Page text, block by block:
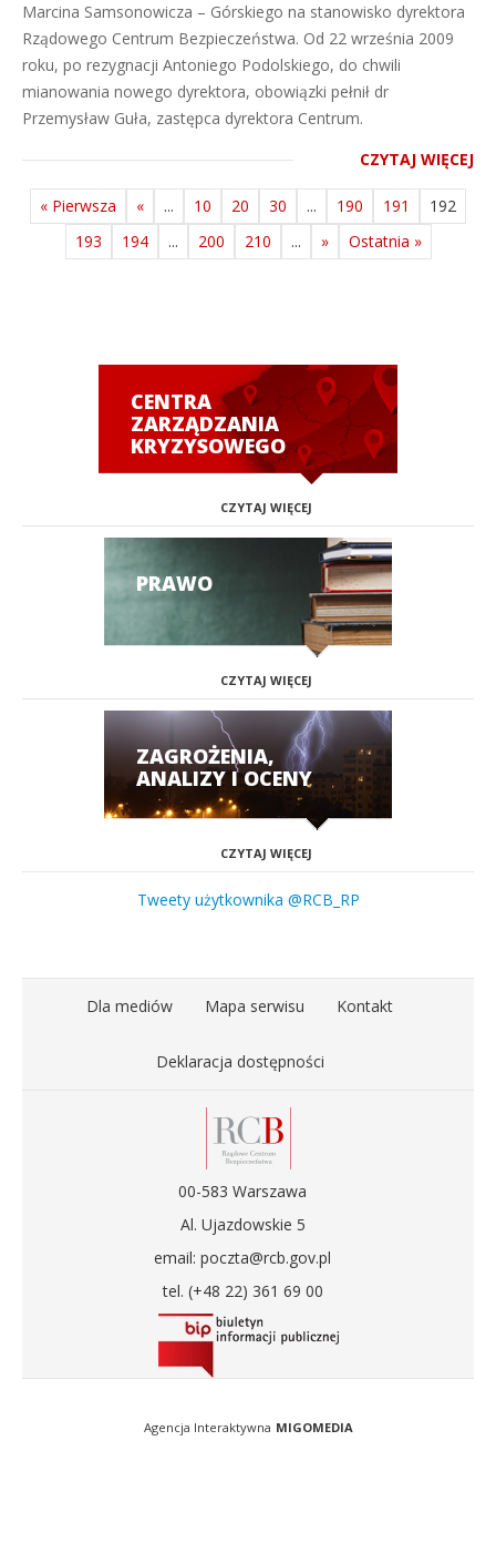
Marcina Samsonowicza – Górskiego na stanowisko dyrektora
Rządowego Centrum Bezpieczeństwa. Od 22 września 2009
roku, po rezygnacji Antoniego Podolskiego, do chwili
mianowania nowego dyrektora, obowiązki pełnił dr
Przemysław Guła, zastępca dyrektora Centrum.
CZYTAJ WIĘCEJ
« Pierwsza « ... 10 20 30 ... 190 191
192
193
194 ... 200 210 ... » Ostatnia »
CENTRA
ZARZĄDZANIA
KRYZYSOWEGO
CZYTAJ WIĘCEJ
PRAWO
CZYTAJ WIĘCEJ
ZAGROŻENIA,
ANALIZY I OCENY
CZYTAJ WIĘCEJ
Tweety użytkownika @RCB_RP
Dla mediów Mapa serwisu Kontakt
Deklaracja dostępności
00-583 Warszawa
Al. Ujazdowskie 5
email: poczta@rcb.gov.pl
tel. (+48 22) 361 69 00
Agencja Interaktywna MIGOMEDIA